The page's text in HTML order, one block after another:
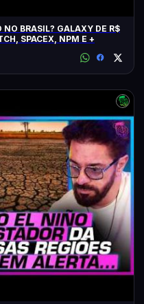
BRASIL? GALAXY DE R$
20 MIL? CHATGPT, GTA 6, SWITCH, SPACEX, NPM E +